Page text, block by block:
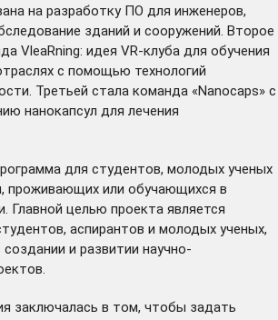
на разработку ПО для инженеров,
зданий и сооружений. Второе
VleaRning: идея VR-клуба для обучения
с помощью технологий
Третьей стала команда «Nanocaps» с
нанокапсул для лечения
для студентов, молодых ученых
проживающих или обучающихся в
Главной целью проекта является
аспирантов и молодых ученых,
и развитии научно-
заключалась в том, чтобы задать